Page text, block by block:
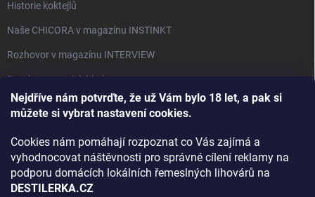
Nejdříve nám potvrďte, že už Vám bylo 18 let, a pak si
můžete si vybrat nastavení cookies.
Cookies nám pomáhají rozpoznat co Vás zajímá a
vyhodnocovat náštěvnosti pro správné cílení reklamy na
podporu domácích lokálních řemeslných lihovárů na
DESTILERKA.CZ
Historie koktejlů
Naše CHICORA v magazínu INSTINKT
Rozhovor v magazínu INTERVIEW
Bourbon, americká krása.
Napsali v TÝDNU o naší práci
Rozhovor s DESTILERKA.CZ v magazínu DRINKING-CAT
Jak vybrat dárek na Vánoce